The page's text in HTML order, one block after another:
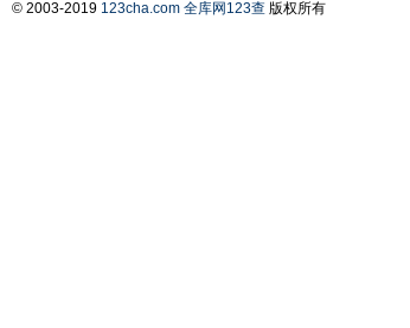
© 2003-2019 123cha.com 全库网123查版权所有